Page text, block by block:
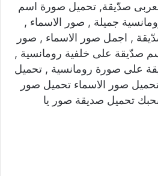
صدّيقة, تحميل صورة اسم
جميلة , صور الاسماء ,
, اجمل صور الاسماء , صور
صدّيقة على خلفية رومانسية ,
على صورة رومانسية , تحميل
صور الاسماء تحميل صور
تحميل صديقة صور يا